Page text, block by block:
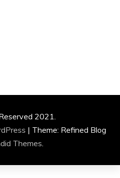
2021.
| Theme: Refined Blog
Themes.